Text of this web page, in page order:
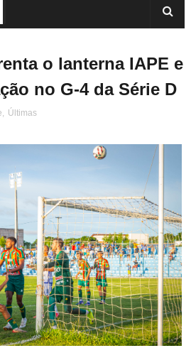
o lanterna IAPE e
no G-4 da Série D
, Últimas